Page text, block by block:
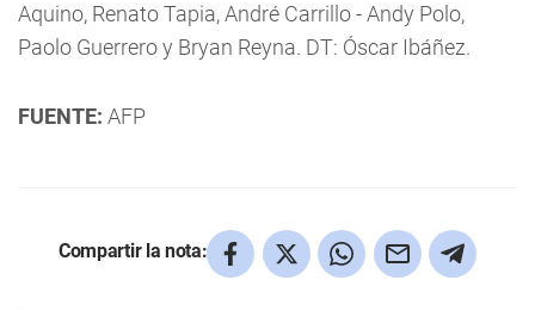
Aquino, Renato Tapia, André Carrillo - Andy Polo,
Paolo Guerrero y Bryan Reyna. DT: Óscar Ibáñez.
FUENTE: AFP
Compartir la nota: